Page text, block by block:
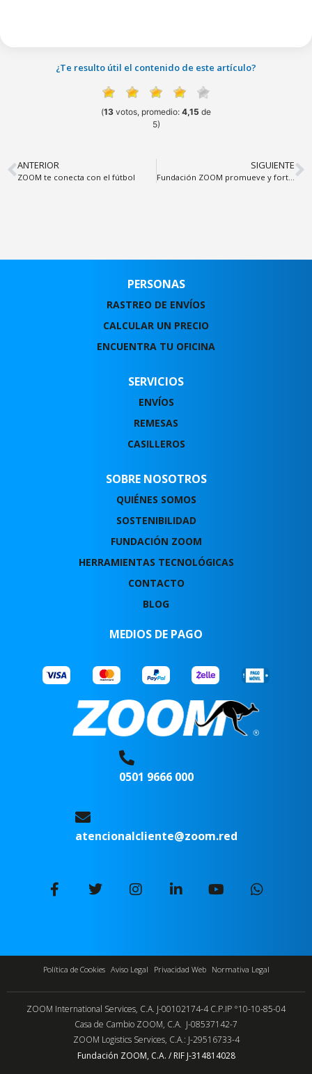
¿Te resulto útil el contenido de este artículo?
(13 votos, promedio: 4,15 de
5)
ANTERIOR
ZOOM te conecta con el fútbol
SIGUIENTE
Fundación ZOOM promueve y fortalece una movilidad segura
PERSONAS
RASTREO DE ENVÍOS
CALCULAR UN PRECIO
ENCUENTRA TU OFICINA
SERVICIOS
ENVÍOS
REMESAS
CASILLEROS
SOBRE NOSOTROS
QUIÉNES SOMOS
SOSTENIBILIDAD
FUNDACIÓN ZOOM
HERRAMIENTAS TECNOLÓGICAS
CONTACTO
BLOG
MEDIOS DE PAGO
0501 9666 000
atencionalcliente@zoom.red
Política de Cookies Aviso Legal Privacidad Web Normativa Legal
ZOOM International Services, C.A. J-00102174-4 C.P.IP °10-10-85-04
Casa de Cambio ZOOM, C.A. J-08537142-7
ZOOM Logistics Services, C.A.: J-29516733-4
Fundación ZOOM, C.A. / RIF J-314814028